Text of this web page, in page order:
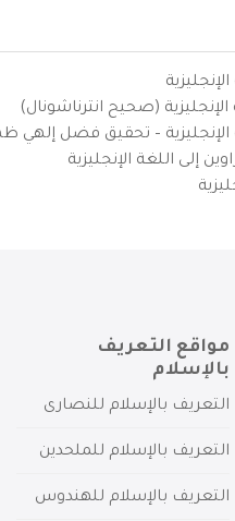
(صحيح انترناشونال)
الإنجليزية – تحقيق فضل إلهي
إلى اللغة الإنجليزية
مواقع التعريف
بالإسلام
التعريف بالإسلام للنصارى
التعريف بالإسلام للملحدين
التعريف بالإسلام للهندوس